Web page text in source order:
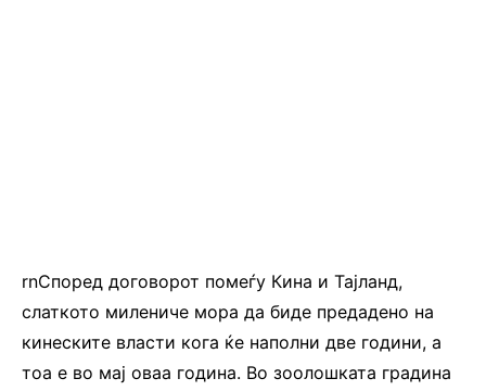
rnСпоред договорот помеѓу Кина и Тајланд,
слаткото милениче мора да биде предадено на
кинеските власти кога ќе наполни две години, а
тоа е во мај оваа година. Во зоолошката градина